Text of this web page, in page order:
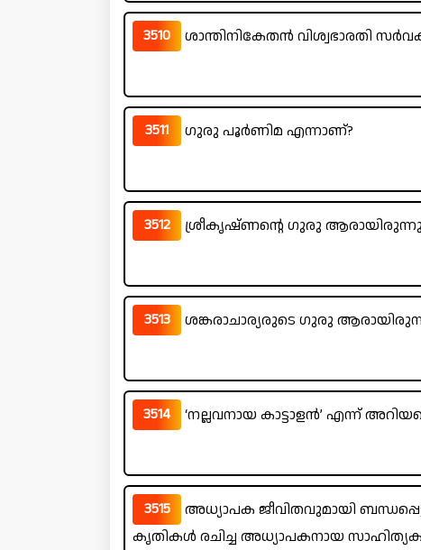
3510 ശാന്തിനികേതൻ വിശ്വഭാരതി
3511 ഗുരു പൂർണിമ എന്നാണ്?
3512 ശ്രീകൃഷ്ണന്റെ ഗുരു
3513 ശങ്കരാചാര്യരുടെ ഗുരു
3514 ‘നല്ലവനായ കാട്ടാളൻ’ എന്ന്
3515
അധ്യാപക ജീവിതവുമായി
കൃതികൾ രചിച്ച അധ്യാപകനായ